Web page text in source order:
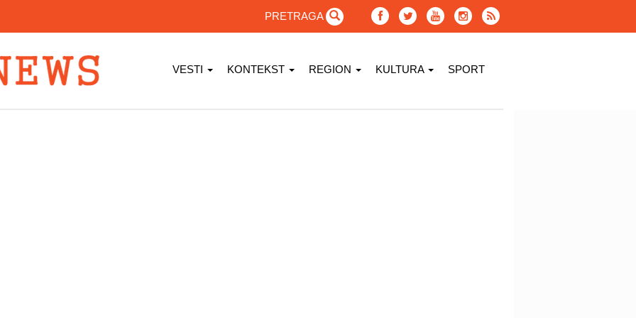
PRETRAGA
VESTI KONTEKST REGION KULTURA SPORT